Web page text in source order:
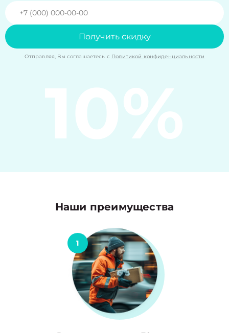
Получить скидку
Отправляя, Вы соглашаетесь с Политикой конфиденциальности
10%
Наши преимущества
1